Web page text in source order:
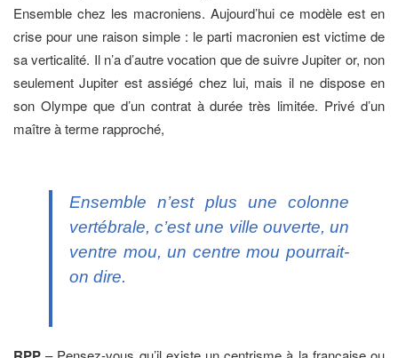
Ensemble chez les macroniens. Aujourd’hui ce modèle est en
crise pour une raison simple : le parti macronien est victime de
sa verticalité. Il n’a d’autre vocation que de suivre Jupiter or, non
seulement Jupiter est assiégé chez lui, mais il ne dispose en
son Olympe que d’un contrat à durée très limitée. Privé d’un
maître à terme rapproché,
Ensemble n’est plus une colonne
vertébrale, c’est une ville ouverte, un
ventre mou, un centre mou pourrait-
on dire.